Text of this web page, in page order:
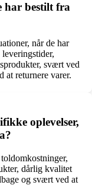
har bestilt fra
når de har
svært ved
at returnere varer.
oplevelser,
dårlig kvalitet
og svært ved at